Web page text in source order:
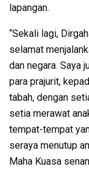
lapangan.
“Sekali lagi,
selamat
dan negara. Saya
para prajurit,
tabah, dengan
setia merawat
tempat-tempat
seraya menutup
Maha Kuasa